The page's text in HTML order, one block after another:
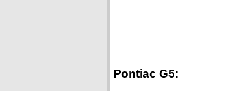
Pontiac G5: